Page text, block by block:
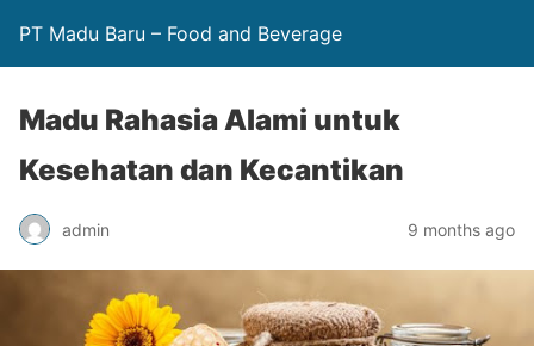
PT Madu Baru – Food and Beverage
Madu Rahasia Alami untuk
Kesehatan dan Kecantikan
admin 9 months ago